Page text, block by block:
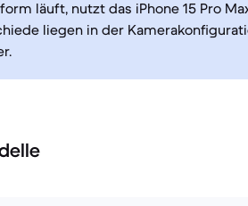
läuft, nutzt das iPhone 15 Pro
liegen in der